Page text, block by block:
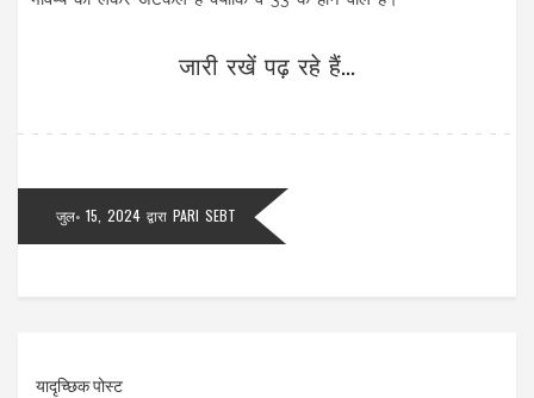
जारी रखें पढ़ रहे हैं...
जुल॰ 15, 2024 द्वारा PARI SEBT
यादृच्छिक पोस्ट